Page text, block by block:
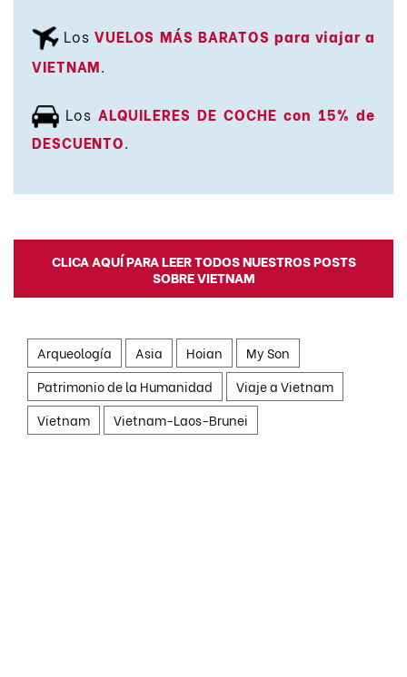
Los VUELOS MÁS BARATOS para viajar a
VIETNAM.
LosALQUILERES DE COCHE con 15% de
DESCUENTO.
CLICA AQUÍ PARA LEER TODOS NUESTROS POSTS
SOBRE VIETNAM
Arqueología Asia Hoian
My Son
Patrimonio de la Humanidad
Viaje a Vietnam
Vietnam
Vietnam-Laos-Brunei